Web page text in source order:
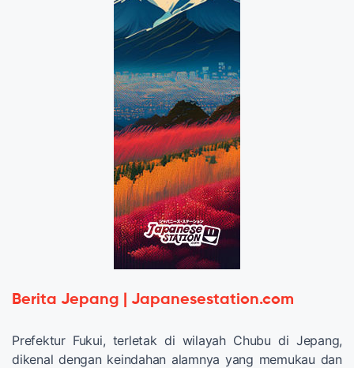
Berita Jepang | Japanesestation.com
Prefektur Fukui, terletak di wilayah Chubu di Jepang,
dikenal dengan keindahan alamnya yang memukau dan